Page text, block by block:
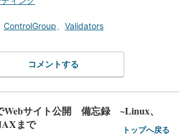
ControlGroup Validators
コメントする
Webサイト公開 備忘録 ~Linux、
まで
トップへ戻る